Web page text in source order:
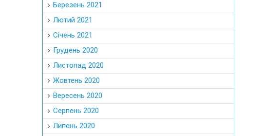
Березень 2021
Лютий 2021
Січень 2021
Грудень 2020
Листопад 2020
Жовтень 2020
Вересень 2020
Серпень 2020
Липень 2020